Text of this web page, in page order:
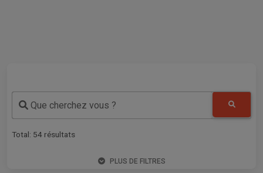
Que cherchez vous ?
Total: 54 résultats
PLUS DE FILTRES